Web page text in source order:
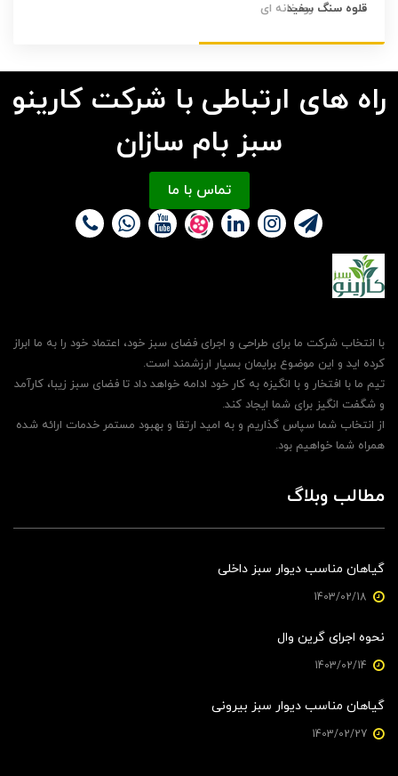
قلوه سنگ رودخانه ای
قلوه سنگ سفید
راه های ارتباطی با شرکت کارینو
سبز بام سازان
تماس با ما
با انتخاب شرکت ما برای طراحی و اجرای فضای سبز خود، اعتماد خود را به ما ابراز
کرده اید و این موضوع برایمان بسیار ارزشمند است.
تیم ما با افتخار و با انگیزه به کار خود ادامه خواهد داد تا فضای سبز زیبا، کارآمد
و شگفت انگیز برای شما ایجاد کند.
از انتخاب شما سپاس گذاریم و به امید ارتقا و بهبود مستمر خدمات ارائه شده
همراه شما خواهیم بود.
مطالب وبلاگ
گیاهان مناسب دیوار سبز داخلی
نحوه اجرای گرین وال
گیاهان مناسب دیوار سبز بیرونی